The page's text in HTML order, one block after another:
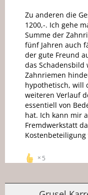
Zu anderen die
1200,-. Ich gehe
Summe der
fünf Jahren auch
der gute Freund
das Schadensbild
Zahnriemen
hypothetisch, will
weiteren Verlauf
essentiell von
hat. Ich kann mir
Fremdwerkstatt
5